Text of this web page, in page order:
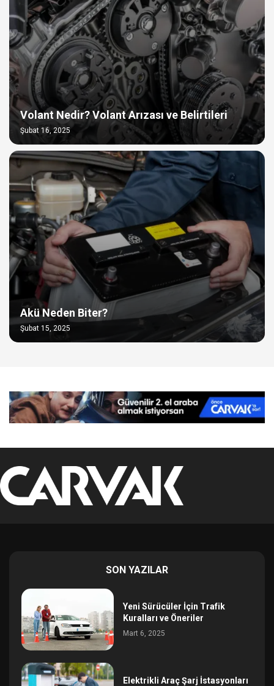
Volant Nedir? Volant Arızası ve Belirtileri
Şubat 16, 2025
Akü Neden Biter?
Şubat 15, 2025
SON YAZILAR
Yeni Sürücüler İçin Trafik
Kuralları ve Öneriler
Mart 6, 2025
Elektrikli Araç Şarj İstasyonları